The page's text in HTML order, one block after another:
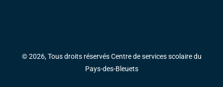
© 2026, Tous droits réservés Centre de services scolaire du
Pays-des-Bleuets